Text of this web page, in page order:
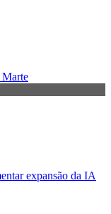
Marte
expansão da IA